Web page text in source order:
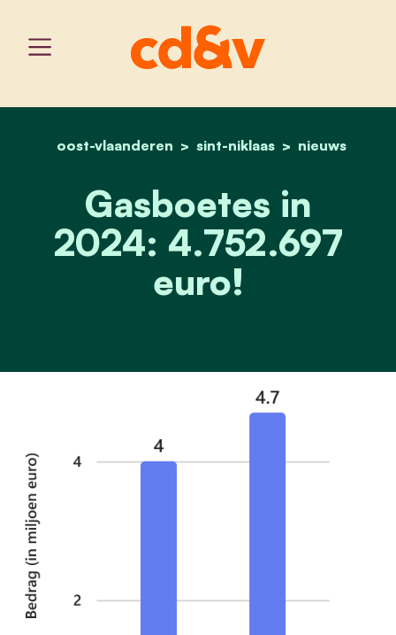
home
oost-vlaanderen sint-niklaas nieuws
gasboetes in
Gasboetes in
2024: 4.752.697
euro!